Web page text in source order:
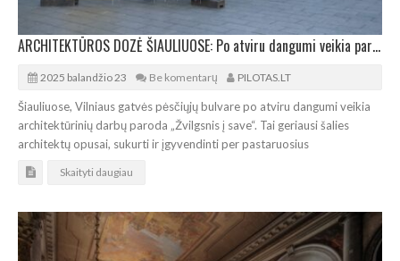
ARCHITEKTŪROS DOZĖ ŠIAULIUOSE: Po atviru dangumi veikia paroda „Žvilgsnis į save“
2025 balandžio 23 Be komentarų PILOTAS.LT
Šiauliuose, Vilniaus gatvės pėsčiųjų bulvare po atviru dangumi veikia
architektūrinių darbų paroda „Žvilgsnis į save“. Tai geriausi šalies
architektų opusai, sukurti ir įgyvendinti per pastaruosius
Skaityti daugiau